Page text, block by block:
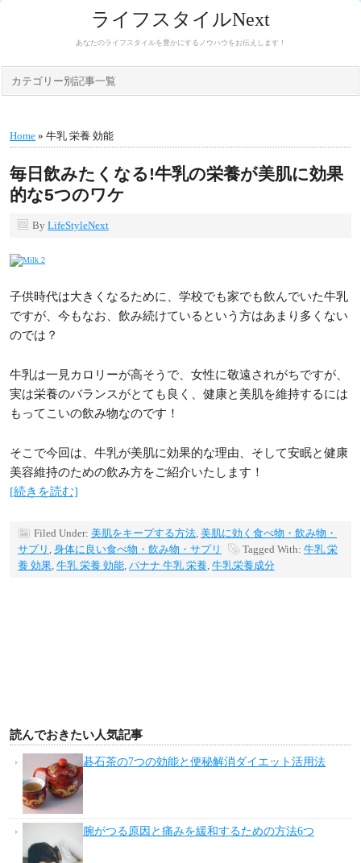
ライフスタイルNext
あなたのライフスタイルを豊かにするノウハウをお伝えします！
カテゴリー別記事一覧
Home » 牛乳 栄養 効能
毎日飲みたくなる!牛乳の栄養が美肌に効果
的な5つのワケ
By LifeStyleNext
子供時代は大きくなるために、学校でも家でも飲んでいた牛乳
ですが、今もなお、飲み続けているという方はあまり多くない
のでは？
牛乳は一見カロリーが高そうで、女性に敬遠されがちですが、
実は栄養のバランスがとても良く、健康と美肌を維持するには
もってこいの飲み物なのです！
そこで今回は、牛乳が美肌に効果的な理由、そして安眠と健康
美容維持のための飲み方をご紹介いたします！
[続きを読む]
Filed Under: 美肌をキープする方法, 美肌に効く食べ物・飲み物・
サプリ , 身体に良い食べ物・飲み物・サプリ Tagged With: 牛乳 栄
養 効果, 牛乳 栄養 効能, バナナ 牛乳 栄養, 牛乳栄養成分
読んでおきたい人気記事
碁石茶の7つの効能と便秘解消ダイエット活用法
腕がつる原因と痛みを緩和するための方法6つ